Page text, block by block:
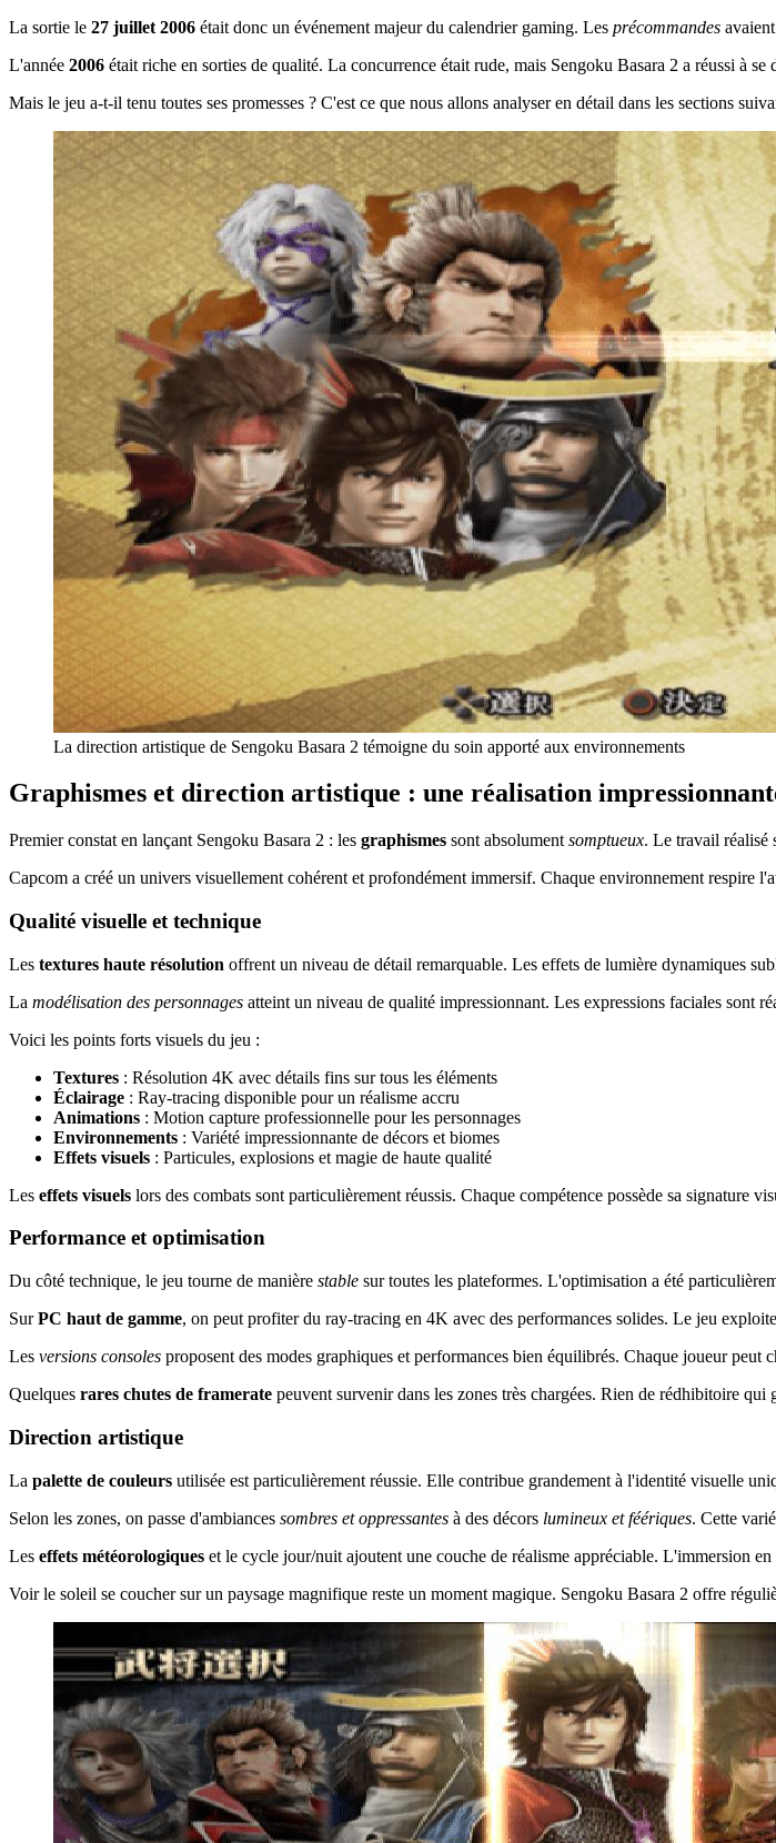
La sortie le 27 juillet 2006 était donc un événement majeur du calendrier gaming. Les précommandes
L'année 2006 était riche en sorties de qualité. La concurrence était rude, mais Sengoku Basara 2 a réussi à se
Mais le jeu a-t-il tenu toutes ses promesses ? C'est ce que nous allons analyser en détail dans les sections
La direction artistique de Sengoku Basara 2 témoigne du soin apporté aux environnements
Graphismes et direction artistique : une réalisation
Premier constat en lançant Sengoku Basara 2 : les graphismes sont absolument somptueux. Le travail réalisé
Capcom a créé un univers visuellement cohérent et profondément immersif. Chaque environnement respire
Qualité visuelle et technique
Les textures haute résolution offrent un niveau de détail remarquable. Les effets de lumière dynamiques
La modélisation des personnages atteint un niveau de qualité impressionnant. Les expressions faciales sont
Voici les points forts visuels du jeu :
Textures : Résolution 4K avec détails fins sur tous les éléments
Éclairage : Ray-tracing disponible pour un réalisme accru
Animations : Motion capture professionnelle pour les personnages
Environnements : Variété impressionnante de décors et biomes
Effets visuels : Particules, explosions et magie de haute qualité
Les effets visuels lors des combats sont particulièrement réussis. Chaque compétence possède sa signature
Performance et optimisation
Du côté technique, le jeu tourne de manière stable sur toutes les plateformes. L'optimisation a été
SurPC haut de gamme, on peut profiter du ray-tracing en 4K avec des performances solides. Le jeu
Les versions consoles proposent des modes graphiques et performances bien équilibrés. Chaque joueur peut
Quelques rares chutes de framerate peuvent survenir dans les zones très chargées. Rien de rédhibitoire qui
Direction artistique
La palette de couleurs utilisée est particulièrement réussie. Elle contribue grandement à l'identité visuelle
Selon les zones, on passe d'ambiances sombres et oppressantes à des décors lumineux et féériques. Cette
Les effets météorologiques et le cycle jour/nuit ajoutent une couche de réalisme appréciable. L'immersion en
Voir le soleil se coucher sur un paysage magnifique reste un moment magique. Sengoku Basara 2 offre